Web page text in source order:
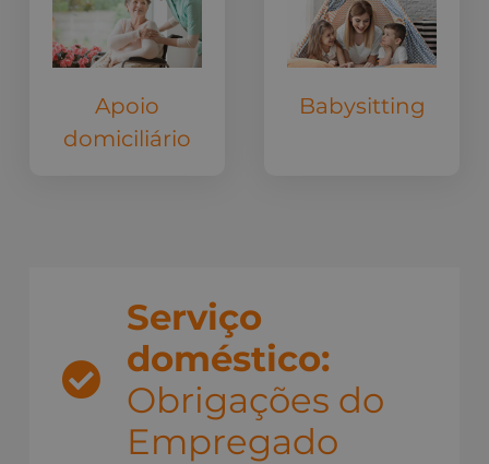
Apoio
domiciliário
Babysitting
Serviço
doméstico:
Obrigações do
Empregado